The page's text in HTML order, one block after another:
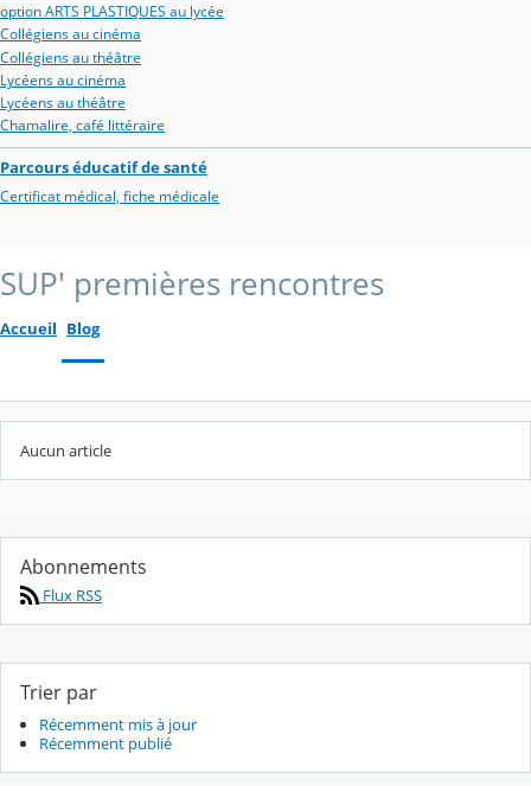
option ARTS PLASTIQUES au lycée
Collégiens au cinéma
Collégiens au théâtre
Lycéens au cinéma
Lycéens au théâtre
Chamalire, café littéraire
Parcours éducatif de santé
Certificat médical, fiche médicale
SUP' premières rencontres
Accueil Blog
Aucun article
Abonnements
Flux RSS
Trier par
Récemment mis à jour
Récemment publié